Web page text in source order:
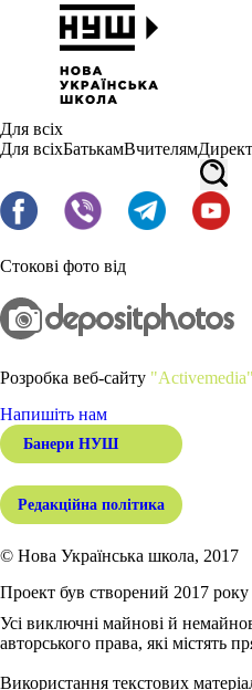
Для всіх
Для всіхБатькамВчителям
Стокові фото від
Розробка веб-сайту "Activemedia"
Напишіть нам
Банери НУШ
Редакційна політика
© Нова Українська школа, 2017
Проект був створений 2017 року
Усі виключні майнові й
авторського права, які містять
Використання текстових